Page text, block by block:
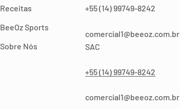
Receitas
BeeOz Sports
Sobre Nós
+55 (14) 99749-8242
comercial1@beeoz.com.br
SAC
+55 (14) 99749-8242
comercial1@beeoz.com.br